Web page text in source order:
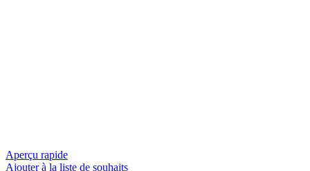
Aperçu rapide
Ajouter à la liste de souhaits